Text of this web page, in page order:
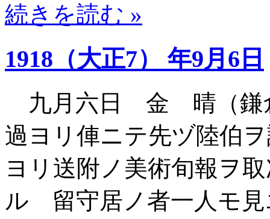
続きを読む »
1918（大正7） 年9月6日
九月六日 金 晴（鎌
過ヨリ俥ニテ先ヅ陸伯
ヨリ送附ノ美術旬報ヲ
ル 留守居ノ者一人モ